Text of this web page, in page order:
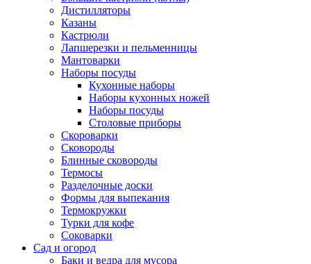
Дистилляторы
Казаны
Кастрюли
Лапшерезки и пельменницы
Мантоварки
Наборы посуды
Кухонные наборы
Наборы кухонных ножей
Наборы посуды
Столовые приборы
Скороварки
Сковороды
Блинные сковороды
Термосы
Разделочные доски
Формы для выпекания
Термокружки
Турки для кофе
Соковарки
Сад и огород
Баки и ведра для мусора